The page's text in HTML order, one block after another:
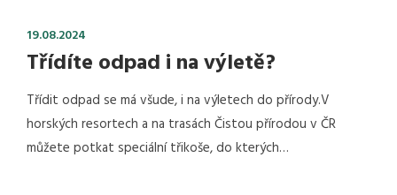
19.08.2024
Třídíte odpad i na výletě?
Třídit odpad se má všude, i na výletech do přírody.V
horských resortech a na trasách Čistou přírodou v ČR
můžete potkat speciální třikoše, do kterých…